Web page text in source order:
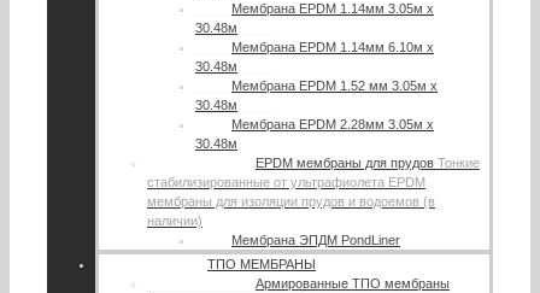
Мембрана EPDM 1.14мм 3.05м х
30.48м
Мембрана EPDM 1.14мм 6.10м х
30.48м
Мембрана EPDM 1.52 мм 3.05м х
30.48м
Мембрана EPDM 2.28мм 3.05м х
30.48м
EPDM мембраны для прудов Тонкие
стабилизированные от ультрафиолета EPDM
мембраны для изоляции прудов и водоемов (в
наличии)
Мембрана ЭПДМ PondLiner
ТПО МЕМБРАНЫ
Армированные ТПО мембраны